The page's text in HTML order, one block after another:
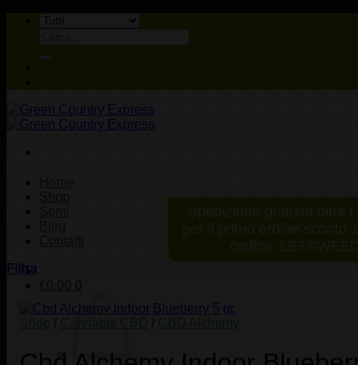
contenuti
Spedizione gratuita oltre i
per il primo ordine sconto
codice:
Filtra
/ /